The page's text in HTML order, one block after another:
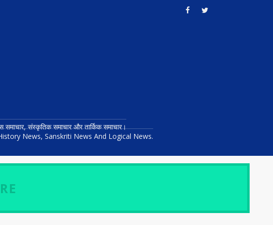
समाचार, संस्कृतिक समाचार और तार्किक समाचार।
News, Sanskriti News And Logical News.